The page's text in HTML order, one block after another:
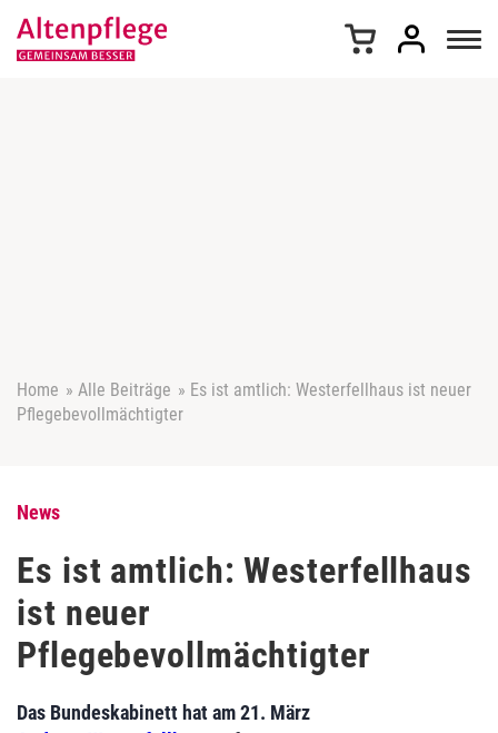
Home » Alle Beiträge » Es ist amtlich: Westerfellhaus ist neuer
Pflegebevollmächtigter
News
Es ist amtlich: Westerfellhaus
ist neuer
Pflegebevollmächtigter
Das Bundeskabinett hat am 21. März